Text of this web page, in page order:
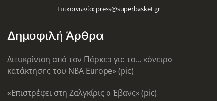
Επικοινωνία: press@superbasket.gr
Δημοφιλή Άρθρα
Διευκρίνιση από τον Πάρκερ για το... «όνειρο
κατάκτησης του ΝΒΑ Europe» (pic)
«Επιστρέφει στη Ζαλγκίρις ο Έβανς» (pic)